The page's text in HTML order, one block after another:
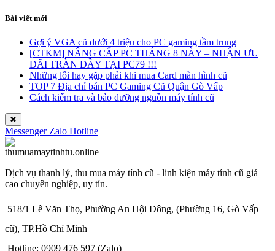
Bài viết mới
Gợi ý VGA cũ dưới 4 triệu cho PC gaming tầm trung
[CTKM] NÂNG CẤP PC THÁNG 8 NÀY – NHẬN ƯU
ĐÃI TRÀN ĐẦY TẠI PC79 !!!
Những lỗi hay gặp phải khi mua Card màn hình cũ
TOP 7 Địa chỉ bán PC Gaming Cũ Quận Gò Vấp
Cách kiểm tra và bảo dưỡng nguồn máy tính cũ
✖
Messenger Zalo Hotline
Dịch vụ thanh lý, thu mua máy tính cũ - linh kiện máy tính cũ giá
cao chuyên nghiệp, uy tín.
518/1 Lê Văn Thọ, Phường An Hội Đông, (Phường 16, Gò Vấp
cũ), TP.Hồ Chí Minh
Hotline: 0909 476 597 (Zalo)